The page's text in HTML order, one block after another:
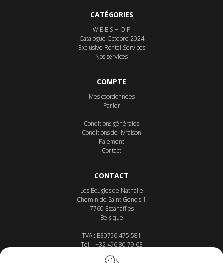
CATÉGORIES
W E B S H O P
Catalogue Octobre 2024
Exclusive Rental Services
Nos services
COMPTE
Mes coordonnées
Panier
Conditions générales
Conditions de livraison
Paiement
Contact
CONTACT
Les Bougies de Nathalie
Chemin de Saint Genois 1
7760 Escanaffles
Belgique
TVA : BE0756.475.581
Tél. : +32 496 80 79 63
info@lesbougiesdenathalie.com